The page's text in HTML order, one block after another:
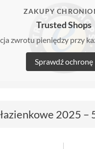
ZAKUPY
Trusted Shops
zwrotu pieniędzy przy
Sprawdź ochronę
2025 –